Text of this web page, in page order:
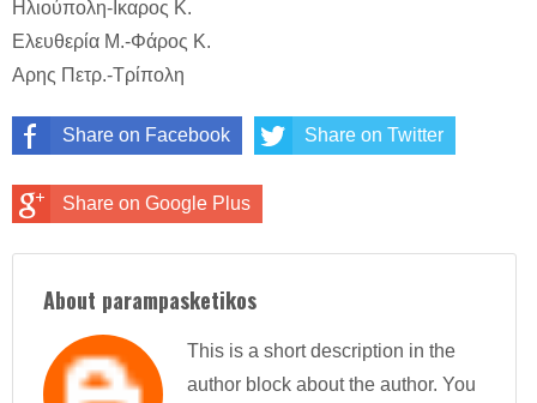
Ηλιούπολη-Ικαρος Κ.
Ελευθερία Μ.-Φάρος Κ.
Αρης Πετρ.-Τρίπολη
Share on Facebook Share on Twitter
Share on Google Plus
About parampasketikos
This is a short description in the
author block about the author. You